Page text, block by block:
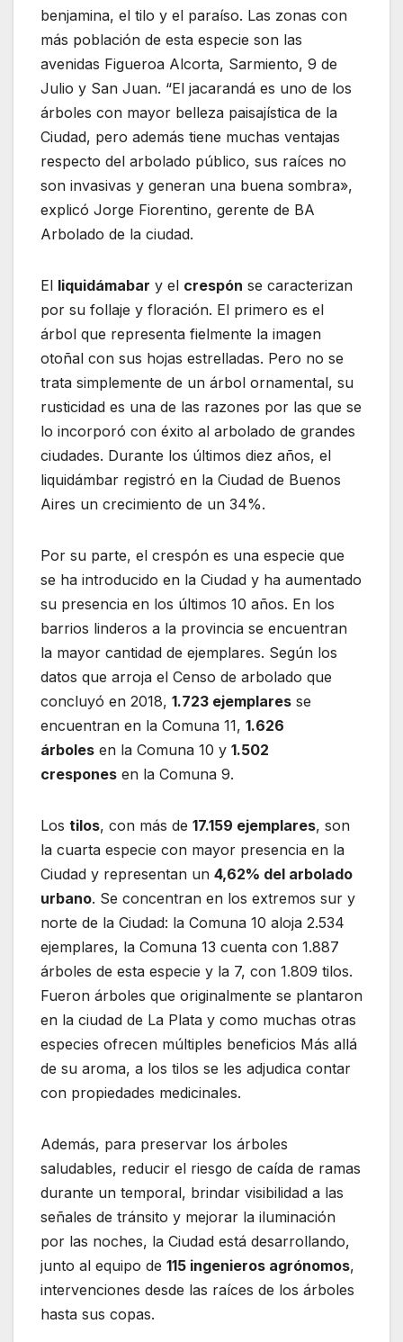
benjamina, el tilo y el paraíso. Las zonas con
más población de esta especie son las
avenidas Figueroa Alcorta, Sarmiento, 9 de
Julio y San Juan. “El jacarandá es uno de los
árboles con mayor belleza paisajística de la
Ciudad, pero además tiene muchas ventajas
respecto del arbolado público, sus raíces no
son invasivas y generan una buena sombra»,
explicó Jorge Fiorentino, gerente de BA
Arbolado de la ciudad.
El liquidámabar y el crespón se caracterizan
por su follaje y floración. El primero es el
árbol que representa fielmente la imagen
otoñal con sus hojas estrelladas. Pero no se
trata simplemente de un árbol ornamental, su
rusticidad es una de las razones por las que se
lo incorporó con éxito al arbolado de grandes
ciudades. Durante los últimos diez años, el
liquidámbar registró en la Ciudad de Buenos
Aires un crecimiento de un 34%.
Por su parte, el crespón es una especie que
se ha introducido en la Ciudad y ha aumentado
su presencia en los últimos 10 años. En los
barrios linderos a la provincia se encuentran
la mayor cantidad de ejemplares. Según los
datos que arroja el Censo de arbolado que
concluyó en 2018, 1.723 ejemplares se
encuentran en la Comuna 11, 1.626
árboles en la Comuna 10 y 1.502
crespones en la Comuna 9.
Los tilos, con más de 17.159 ejemplares, son
la cuarta especie con mayor presencia en la
Ciudad y representan un 4,62% del arbolado
urbano. Se concentran en los extremos sur y
norte de la Ciudad: la Comuna 10 aloja 2.534
ejemplares, la Comuna 13 cuenta con 1.887
árboles de esta especie y la 7, con 1.809 tilos.
Fueron árboles que originalmente se plantaron
en la ciudad de La Plata y como muchas otras
especies ofrecen múltiples beneficios Más allá
de su aroma, a los tilos se les adjudica contar
con propiedades medicinales.
Además, para preservar los árboles
saludables, reducir el riesgo de caída de ramas
durante un temporal, brindar visibilidad a las
señales de tránsito y mejorar la iluminación
por las noches, la Ciudad está desarrollando,
junto al equipo de 115 ingenieros agrónomos,
intervenciones desde las raíces de los árboles
hasta sus copas.